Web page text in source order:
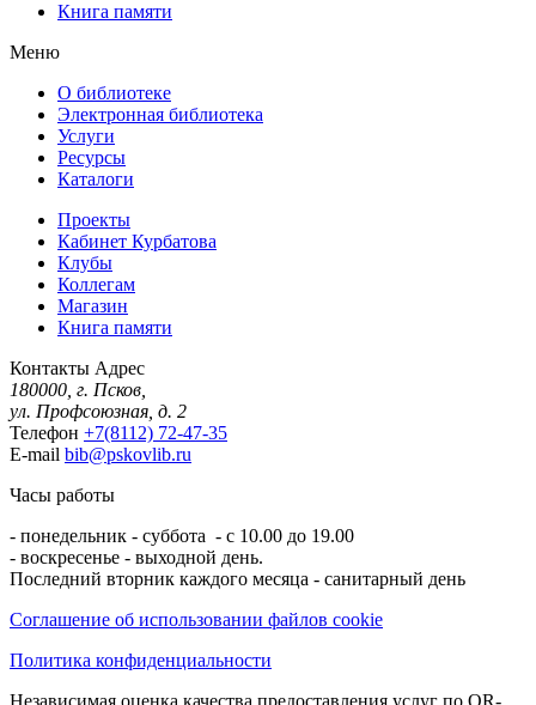
Книга памяти
Меню
О библиотеке
Электронная библиотека
Услуги
Ресурсы
Каталоги
Проекты
Кабинет Курбатова
Клубы
Коллегам
Магазин
Книга памяти
Контакты Адрес
180000, г. Псков,
ул. Профсоюзная, д. 2
Телефон +7(8112) 72-47-35
E-mail bib@pskovlib.ru
Часы работы
- понедельник - суббота - с 10.00 до 19.00
- воскресенье - выходной день.
Последний вторник каждого месяца - санитарный день
Соглашение об использовании файлов cookie
Политика конфиденциальности